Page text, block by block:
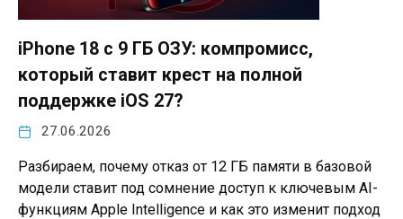
iPhone 18 с 9 ГБ ОЗУ: компромисс,
который ставит крест на полной
поддержке iOS 27?
27.06.2026
Разбираем, почему отказ от 12 ГБ памяти в базовой
модели ставит под сомнение доступ к ключевым AI-
функциям Apple Intelligence и как это изменит подход